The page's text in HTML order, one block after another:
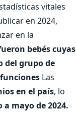
vitales
en 2024,
en la
bebés cuyas
del grupo de
Las
en el país, lo
a mayo de 2024.